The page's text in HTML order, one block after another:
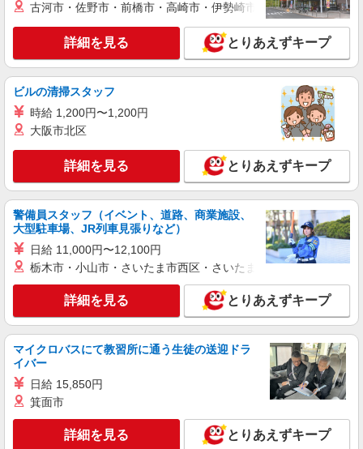
古河市・佐野市・前橋市・高崎市・伊勢崎市・太田市・館林市
詳細を見る とりあえずキープ
ビルの清掃スタッフ
時給 1,200円〜1,200円
大阪市北区
詳細を見る とりあえずキープ
警備員スタッフ（イベント、道路、商業施設、
大型駐車場、JR列車見張りなど）
日給 11,000円〜12,100円
栃木市・小山市・さいたま市西区・さいたま市岩槻区・久喜市・
詳細を見る とりあえずキープ
マイクロバスにて教習所に通う生徒の送迎ドラ
イバー
日給 15,850円
箕面市
詳細を見る とりあえずキープ